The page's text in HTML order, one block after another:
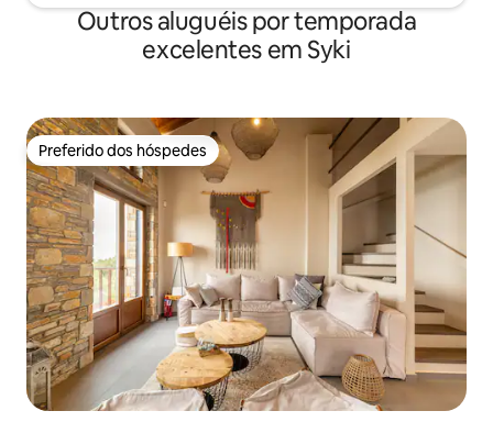
Outros aluguéis por temporada
excelentes em Syki
Preferido dos hóspedes
Preferido dos hóspedes